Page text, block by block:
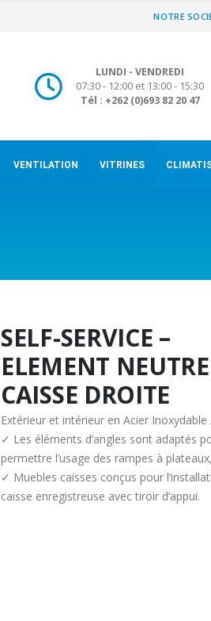
NOTRE
LUNDI - VENDREDI
07:30 - 12:00 et 13:00 - 15:30
Tél : +262 (0)693 82 20 47
VENTILATION VITRINES
SELF-SERVICE –
ELEMENT
CAISSE DROITE
Extérieur et intérieur en Acier Inoxydable
✓ Les éléments d’angles sont adaptés
permettre l’usage des rampes à plateaux,
✓ Muebles caisses conçus pour
caisse enregistreuse avec tiroir d’appui.